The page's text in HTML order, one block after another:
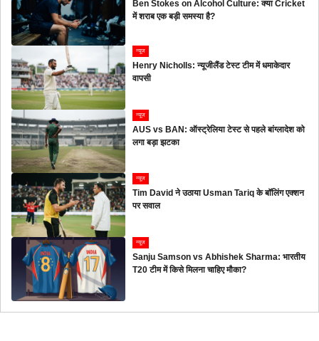
Ben Stokes on Alcohol Culture: क्या Cricket
में शराब एक बड़ी समस्या है?
न्यूज
Henry Nicholls: न्यूजीलैंड टेस्ट टीम में धमाकेदार
वापसी
न्यूज
AUS vs BAN: ऑस्ट्रेलिया टेस्ट से पहले बांग्लादेश को
लगा बड़ा झटका
न्यूज
Tim David ने उठाया Usman Tariq के बॉलिंग एक्शन
पर सवाल
न्यूज
Sanju Samson vs Abhishek Sharma: भारतीय
T20 टीम में किसे मिलना चाहिए मौका?